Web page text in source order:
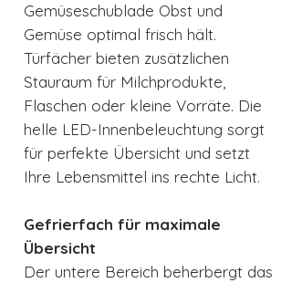
Gemüseschublade Obst und
Gemüse optimal frisch hält.
Türfächer bieten zusätzlichen
Stauraum für Milchprodukte,
Flaschen oder kleine Vorräte. Die
helle LED-Innenbeleuchtung sorgt
für perfekte Übersicht und setzt
Ihre Lebensmittel ins rechte Licht.
Gefrierfach für maximale
Übersicht
Der untere Bereich beherbergt das